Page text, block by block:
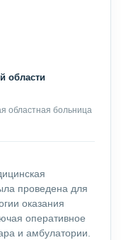
области
областная больница
проведена для
оказания
оперативное
и амбулатории.